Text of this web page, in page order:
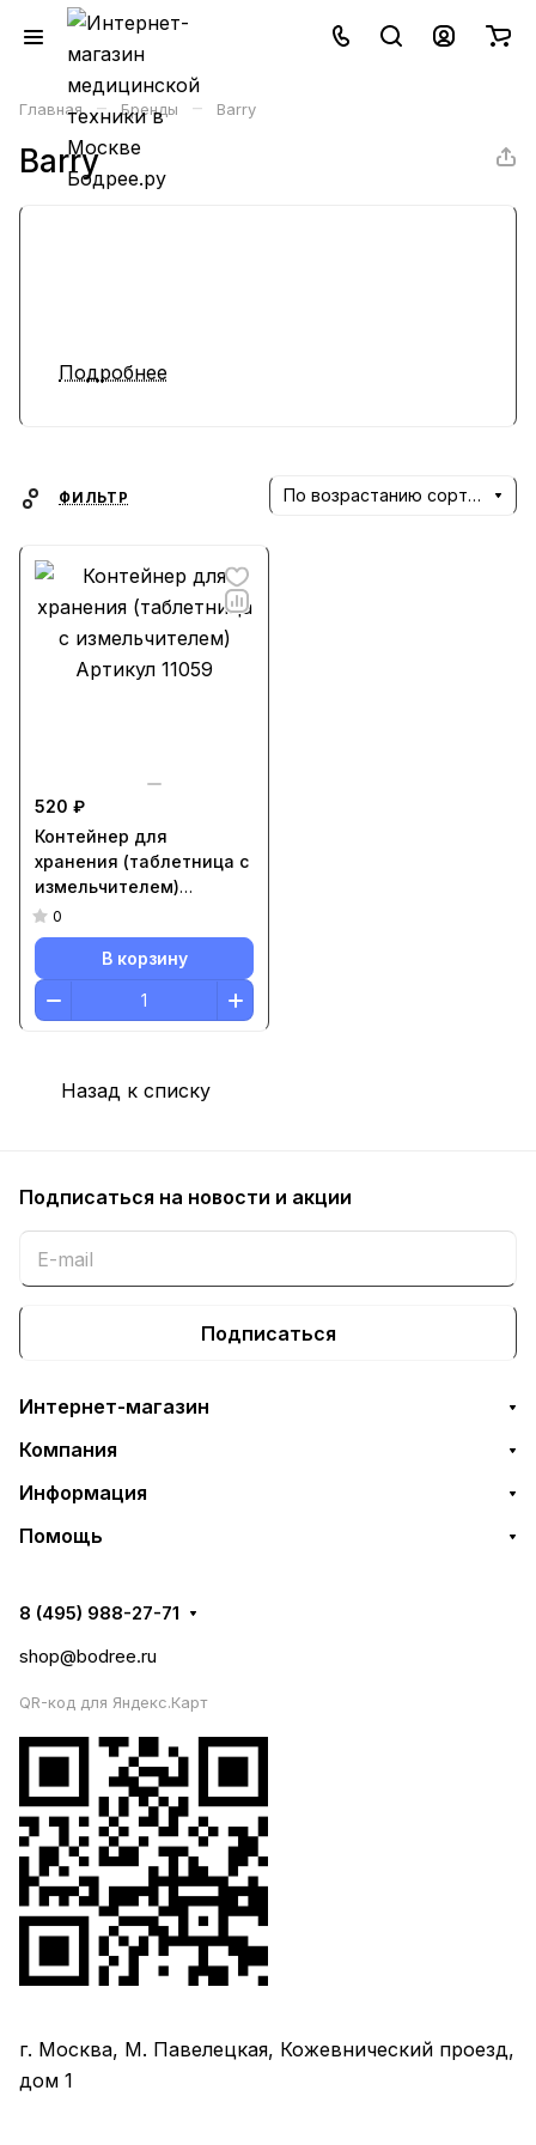
Главная – Бренды – Barry
Barry
Подробнее
ФИЛЬТР По возрастанию сортировки
520 ₽
Контейнер для
хранения (таблетница с
измельчителем)
Артикул 11059
0
В корзину
Назад к списку
Подписаться на новости и акции
Подписаться
Интернет-магазин
Компания
Информация
Помощь
8 (495) 988-27-71
shop@bodree.ru
QR-код для Яндекс.Карт
г. Москва, М. Павелецкая, Кожевнический проезд,
дом 1